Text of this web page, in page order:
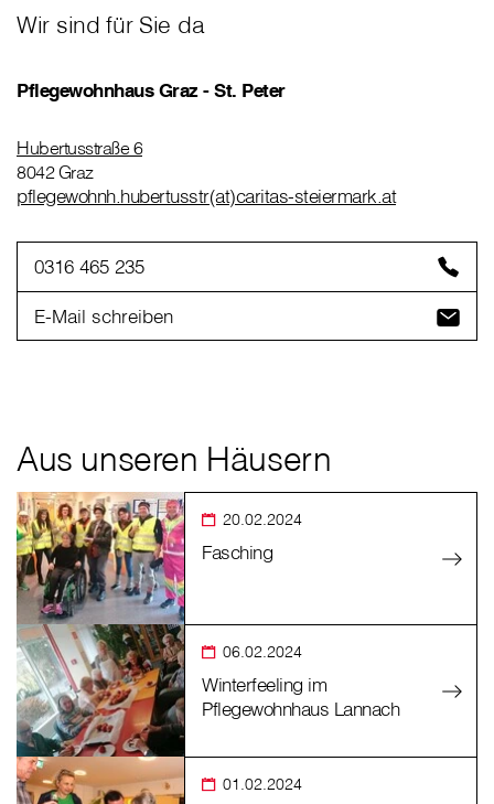
Wir sind für Sie da
Pflegewohnhaus Graz - St. Peter
Hubertusstraße 6
8042 Graz
pflegewohnh.hubertusstr(at)caritas-steiermark.at
0316 465 235
E-Mail schreiben
Aus unseren Häusern
20.02.2024
Fasching
06.02.2024
Winterfeeling im
Pflegewohnhaus Lannach
01.02.2024